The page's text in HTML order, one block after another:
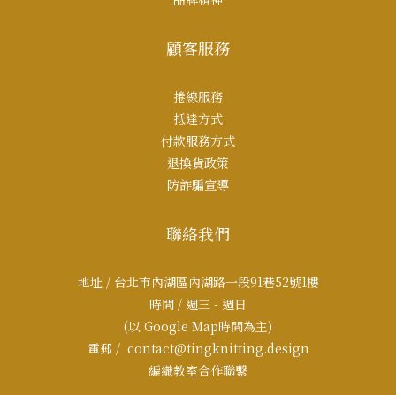
顧客服務
捲線服務
抵達方式
付款服務方式
退換貨政策
防詐騙宣導
聯絡我們
地址 / 台北市內湖區內湖路一段91巷52號1樓
時間 / 週三 - 週日
(以 Google Map時間為主)
電郵 / contact@tingknitting.design
編織教室合作聯繫